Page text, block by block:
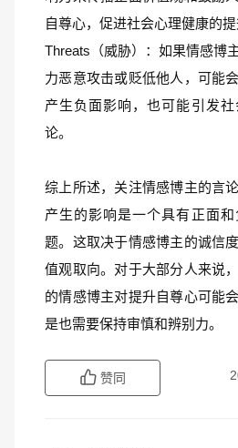
自尊心，促进社会心理健康的提
Threats（威胁）：如果情感博
力恶意攻击或贬低他人，可能
产生负面影响，也可能引发
论。
综上所述，关注情感博主的言
产生的影响是一个具有正面
题。这取决于情感博主的诚信
值观取向。对于大部分人来说
的情感博主对提升自尊心可能
是也需要保持审慎和辨别力。
赞同